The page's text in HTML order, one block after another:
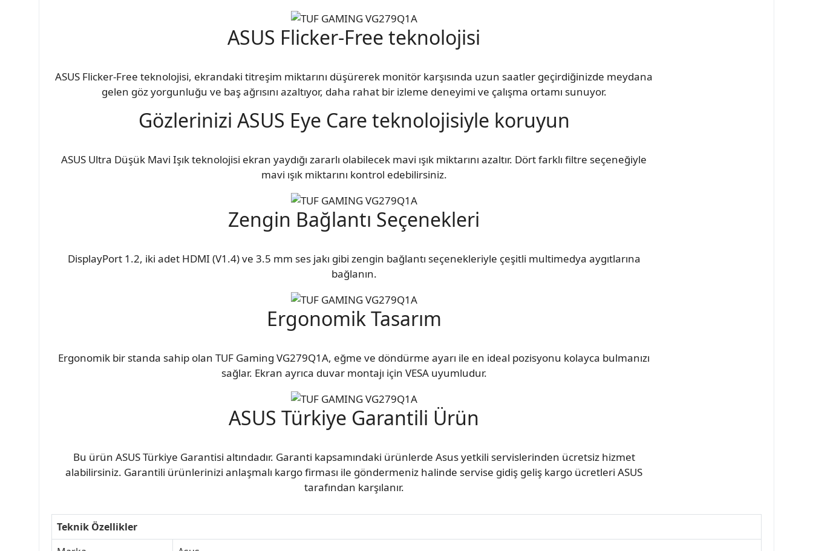
ASUS Flicker-Free teknolojisi
ASUS Flicker-Free teknolojisi, ekrandaki titreşim miktarını düşürerek monitör karşısında uzun saatler geçirdiğinizde meydana
gelen göz yorgunluğu ve baş ağrısını azaltıyor, daha rahat bir izleme deneyimi ve çalışma ortamı sunuyor.
Gözlerinizi ASUS Eye Care teknolojisiyle koruyun
ASUS Ultra Düşük Mavi Işık teknolojisi ekran yaydığı zararlı olabilecek mavi ışık miktarını azaltır. Dört farklı filtre seçeneğiyle
mavi ışık miktarını kontrol edebilirsiniz.
Zengin Bağlantı Seçenekleri
DisplayPort 1.2, iki adet HDMI (V1.4) ve 3.5 mm ses jakı gibi zengin bağlantı seçenekleriyle çeşitli multimedya aygıtlarına
bağlanın.
Ergonomik Tasarım
Ergonomik bir standa sahip olan TUF Gaming VG279Q1A, eğme ve döndürme ayarı ile en ideal pozisyonu kolayca bulmanızı
sağlar. Ekran ayrıca duvar montajı için VESA uyumludur.
ASUS Türkiye Garantili Ürün
Bu ürün ASUS Türkiye Garantisi altındadır. Garanti kapsamındaki ürünlerde Asus yetkili servislerinden ücretsiz hizmet
alabilirsiniz. Garantili ürünlerinizi anlaşmalı kargo firması ile göndermeniz halinde servise gidiş geliş kargo ücretleri ASUS
tarafından karşılanır.
Teknik Özellikler